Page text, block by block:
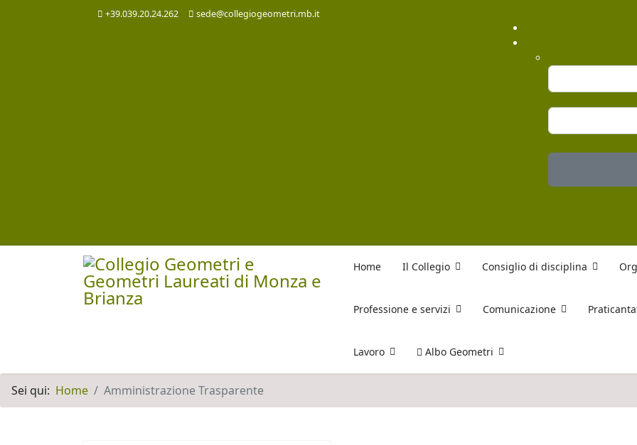
+39.039.20.24.262 sede@collegiogeometri.mb.it
Home Il Collegio Consiglio di disciplina
Professione e servizi Comunicazione
Lavoro Albo Geometri
Sei qui: Home Amministrazione Trasparente